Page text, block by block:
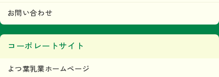
お問い合わせ
コーポレートサイト
よつ葉乳業ホームページ